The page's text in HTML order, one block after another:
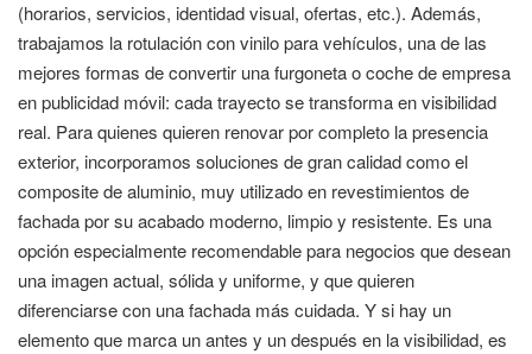
(horarios, servicios, identidad visual, ofertas, etc.). Además,
trabajamos la rotulación con vinilo para vehículos, una de las
mejores formas de convertir una furgoneta o coche de empresa
en publicidad móvil: cada trayecto se transforma en visibilidad
real. Para quienes quieren renovar por completo la presencia
exterior, incorporamos soluciones de gran calidad como el
composite de aluminio, muy utilizado en revestimientos de
fachada por su acabado moderno, limpio y resistente. Es una
opción especialmente recomendable para negocios que desean
una imagen actual, sólida y uniforme, y que quieren
diferenciarse con una fachada más cuidada. Y si hay un
elemento que marca un antes y un después en la visibilidad, es